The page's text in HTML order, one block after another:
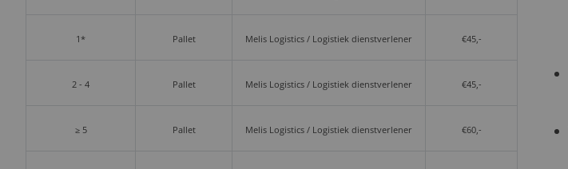
1* Pallet Melis Logistics / Logistiek dienstverlener €45,-
2 - 4 Pallet Melis Logistics / Logistiek dienstverlener €45,-
≥ 5 Pallet Melis Logistics / Logistiek dienstverlener €60,-